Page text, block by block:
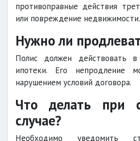
противоправные действия
или повреждение недвижимости.
Нужно ли
Полис должен действовать
ипотеки. Его непродление
нарушением условий договора.
Что делать при
случае?
Необходимо уведомить